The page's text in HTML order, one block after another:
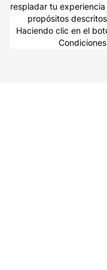
respladar tu
propósitos
Haciendo clic en el
Condiciones